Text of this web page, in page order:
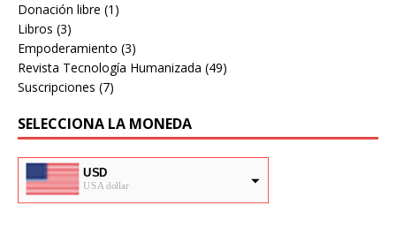
Donación libre (1)
Libros (3)
Empoderamiento (3)
Revista Tecnología Humanizada (49)
Suscripciones (7)
SELECCIONA LA MONEDA
USD
USA dollar